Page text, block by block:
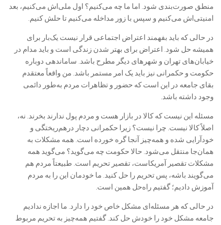
منطق صورت‌بندی شود. اما ما چه می‌کنیم؟ اول ملی‌اش می‌کنیم، بعد
امنیتی‌اش می‌کنیم و سپس با زور مداخله می‌کنیم تا حلش کنیم.
در حالی که باید بفهمند اعتراض اجتماعی قرار نیست یک‌بار برای
همیشه حل شود. اعتراض برای بهتر شدن زندگی است و باید مدام در
خیابان‌های تهران و شهرهای دیگر مطرح باشد. ساماندهی دوباره
حکومت و حکمرانی نیز باید یک امر مستمر باشد. من واقعاً معتقدم
بقای جامعه در این است که حضور و تظاهرات مردم به‌طور دائمی
وجود داشته باشد.
مسئله این نیست که کالا در بازار هست و مردم پول ندارند بخرند. نه،
اصلاً کالا نیست. چرا نیست؟ زیرا حکمرانی دچار درهم‌ریختگی و
خودآرایی شده و همه‌چیز آنجا گره خورده است. همه مشکلات به
همان‌جا منتقل می‌شود. حالا حکومت چه می‌گوید؟ می‌گوید همه
مشکلات تقصیر آمریکاست، تقصیر تحریم است. طبیعتاً مردم هم
می‌گویند باشه، پس تحریم را حل کنید. ما خودمان این را به مردم
آموزش دادیم؛ گفتیم راه‌حل همین است.
در حالی که هر مسئله‌ای مشکل خاص خود را دارد. ما اجازه ندادیم
جامعه مشکل خود را خودش حل کند. گفتیم همه‌چیز به تحریم مربوط